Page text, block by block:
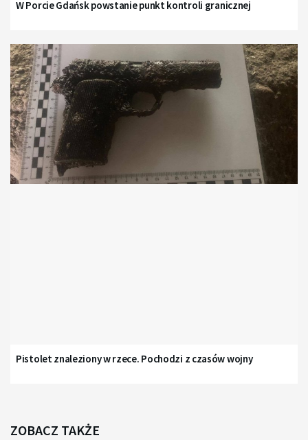
W Porcie Gdańsk powstanie punkt kontroli granicznej
Pistolet znaleziony w rzece. Pochodzi z czasów wojny
ZOBACZ TAKŻE